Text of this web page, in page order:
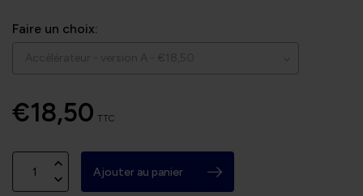
Faire un choix:
€18,50 TTC
Ajouter au panier